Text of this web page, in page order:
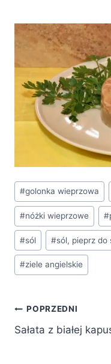
Tagi
wpisu:
#golonka wieprzowa
#nóżki wieprzowe #
#sól #sól, pieprz do
#ziele angielskie
Nawigacja
wpisu
POPRZEDNI
Sałata z białej